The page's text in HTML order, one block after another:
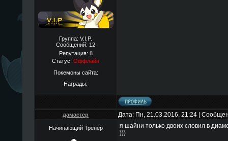
Группа: V.I.P.
Сообщений: 12
Репутация: 8
Статус: Оффлайн
Покемоны сайта:
Награды:
дамастер Дата: Пн, 21.03.2016, 21:24 |
Начинающий Тренер
я шайни только двоих словил в
)))